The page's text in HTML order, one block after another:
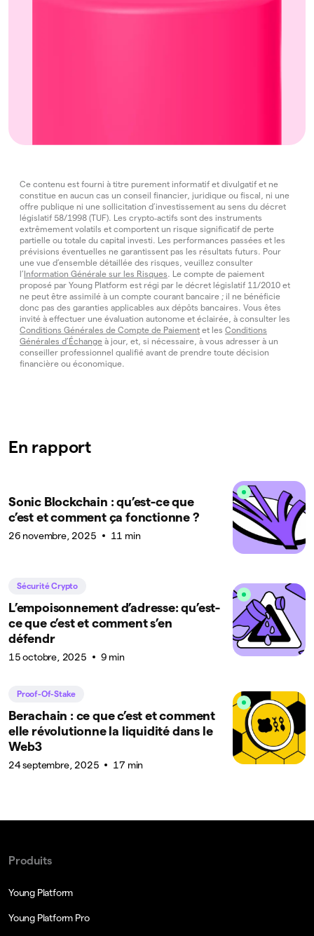
Ce contenu est fourni à titre purement informatif et divulgatif et ne
constitue en aucun cas un conseil financier, juridique ou fiscal, ni une
offre publique ni une sollicitation d’investissement au sens du décret
législatif 58/1998 (TUF). Les crypto‑actifs sont des instruments
extrêmement volatils et comportent un risque significatif de perte
partielle ou totale du capital investi. Les performances passées et les
prévisions éventuelles ne garantissent pas les résultats futurs. Pour
une vue d’ensemble détaillée des risques, veuillez consulter
l’Information Générale sur les Risques. Le compte de paiement
proposé par Young Platform est régi par le décret législatif 11/2010 et
ne peut être assimilé à un compte courant bancaire ; il ne bénéficie
donc pas des garanties applicables aux dépôts bancaires. Vous êtes
invité à effectuer une évaluation autonome et éclairée, à consulter les
Conditions Générales de Compte de Paiement et les Conditions
Générales d’Échange à jour, et, si nécessaire, à vous adresser à un
conseiller professionnel qualifié avant de prendre toute décision
financière ou économique.
En rapport
Sonic Blockchain : qu’est-ce que
c’est et comment ça fonctionne ?
26 novembre, 2025 11 min
Sécurité Crypto
L’empoisonnement d’adresse: qu’est-
ce que c’est et comment s’en
défendr
15 octobre, 2025 9 min
Proof-Of-Stake
Berachain : ce que c’est et comment
elle révolutionne la liquidité dans le
Web3
24 septembre, 2025 17 min
Produits
Young Platform
Young Platform Pro